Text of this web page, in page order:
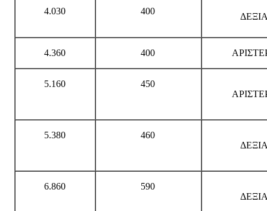
4.030 400
4.360 400
5.160
450
5.380
460
6.860
590